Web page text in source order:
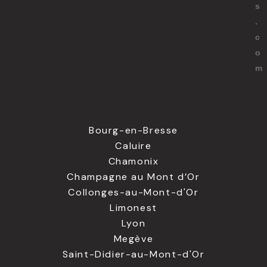
s
.
c
o
m
Bourg-en-Bresse
Caluire
Chamonix
Champagne au Mont d’Or
Collonges-au-Mont-d'Or
Limonest
Lyon
Megève
Saint-Didier-au-Mont-d'Or